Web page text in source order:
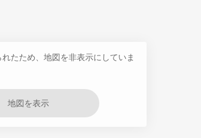
たため、地図を非表示にしていま
地図を表示